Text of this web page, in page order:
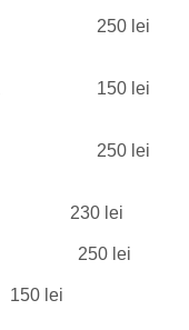
250 lei
150 lei
250 lei
230 lei
250 lei
150 lei